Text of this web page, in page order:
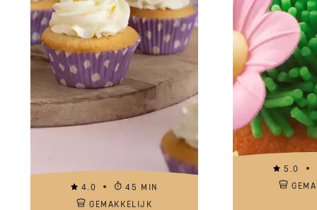
4.0
45 MIN
GEMAKKELIJK
5.0